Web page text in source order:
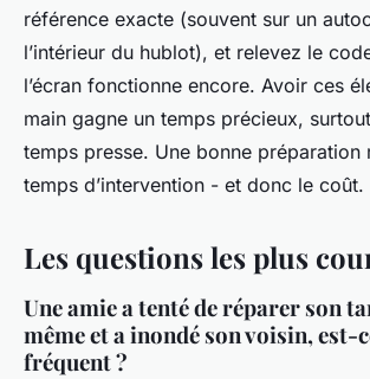
référence exacte (souvent sur un
l’intérieur du hublot), et relevez le
l’écran fonctionne encore. Avoir ces
main gagne un temps précieux,
temps presse. Une bonne préparation
temps d’intervention - et donc le coût.
Les questions les plus
Une amie a tenté de réparer son
même et a inondé son voisin, est-
fréquent ?